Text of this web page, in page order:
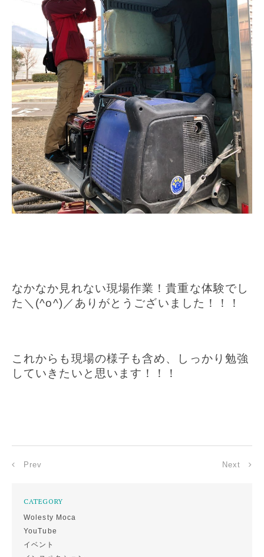
なかなか見れない現場作業！貴重な体験でし
た＼(^o^)／ありがとうございました！！！
これからも現場の様子も含め、しっかり勉強
していきたいと思います！！！
Prev Next
CATEGORY
Wolesty Moca
YouTube
イベント